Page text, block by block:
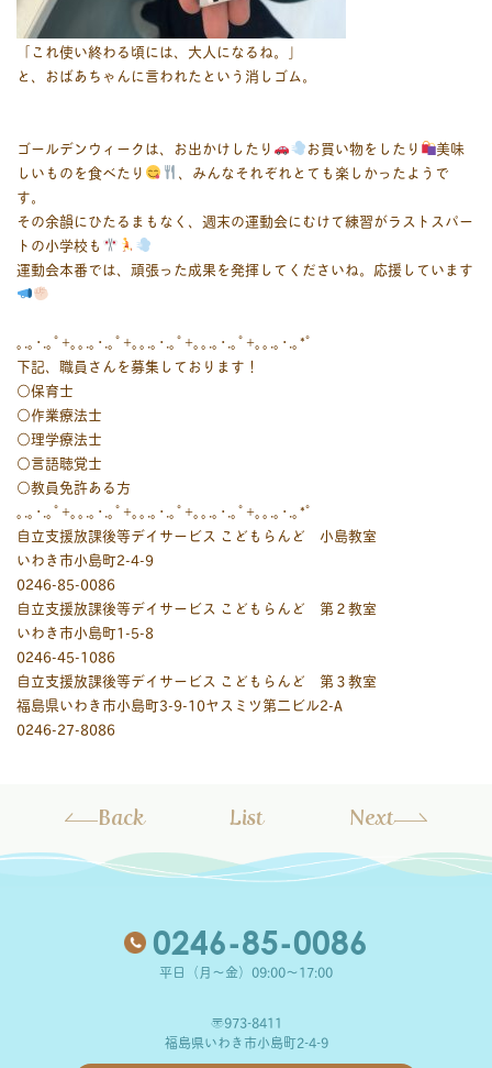
「これ使い終わる頃には、大人になるね。」
と、おばあちゃんに言われたという消しゴム。
ゴールデンウィークは、お出かけしたり お買い物をしたり
美味
しいものを食べたり
、みんなそれぞれとても楽しかったようで
す。
その余韻にひたるまもなく、週末の運動会にむけて練習がラストスパー
トの小学校も
運動会本番では、頑張った成果を発揮してくださいね。応援しています
｡.｡･.｡ﾟ+｡｡.｡･.｡ﾟ+｡｡.｡･.｡ﾟ+｡｡.｡･.｡ﾟ+｡｡.｡･.｡*ﾟ
下記、職員さんを募集しております！
○保育士
○作業療法士
○理学療法士
○言語聴覚士
○教員免許ある方
｡.｡･.｡ﾟ+｡｡.｡･.｡ﾟ+｡｡.｡･.｡ﾟ+｡｡.｡･.｡ﾟ+｡｡.｡･.｡*ﾟ
自立支援放課後等デイサービス こどもらんど 小島教室
いわき市小島町2-4-9
0246-85-0086
自立支援放課後等デイサービス こどもらんど 第２教室
いわき市小島町1-5-8
0246-45-1086
自立支援放課後等デイサービス こどもらんど 第３教室
福島県いわき市小島町3-9-10ヤスミツ第二ビル2-A
0246-27-8086
Back List Next
0246-85-0086
平日（月～金）09:00～17:00
〒973-8411
福島県いわき市小島町2-4-9